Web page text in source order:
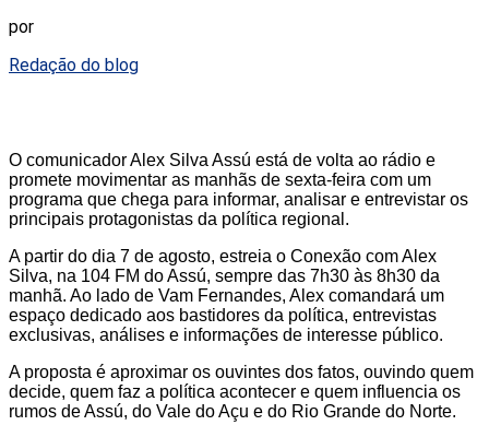
por
Redação do blog
O comunicador Alex Silva Assú está de volta ao rádio e
promete movimentar as manhãs de sexta-feira com um
programa que chega para informar, analisar e entrevistar os
principais protagonistas da política regional.
A partir do dia 7 de agosto, estreia o Conexão com Alex
Silva, na 104 FM do Assú, sempre das 7h30 às 8h30 da
manhã. Ao lado de Vam Fernandes, Alex comandará um
espaço dedicado aos bastidores da política, entrevistas
exclusivas, análises e informações de interesse público.
A proposta é aproximar os ouvintes dos fatos, ouvindo quem
decide, quem faz a política acontecer e quem influencia os
rumos de Assú, do Vale do Açu e do Rio Grande do Norte.